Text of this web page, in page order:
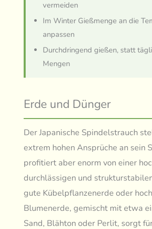
vermeiden
Im Winter Gießmenge an die
anpassen
Durchdringend gießen, statt
Mengen
Erde und Dünger
Der Japanische Spindelstrauch
extrem hohen Ansprüche an sein
profitiert aber enorm von einer
durchlässigen und
gute Kübelpflanzenerde oder
Blumenerde, gemischt mit etwa
Sand, Blähton oder Perlit, sorgt